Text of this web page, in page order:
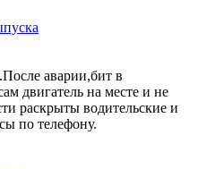
аварии,бит в
двигатель на месте и не
раскрыты водительские и
по телефону.